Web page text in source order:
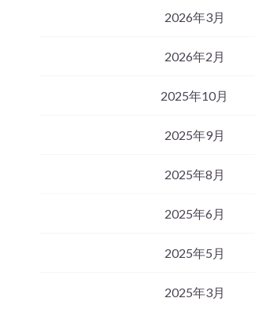
2026年3月
2026年2月
2025年10月
2025年9月
2025年8月
2025年6月
2025年5月
2025年3月